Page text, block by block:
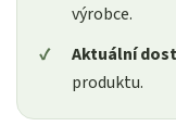
výrobce.
Aktuální
produktu.